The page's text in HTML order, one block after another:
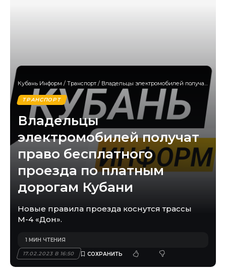
Кубань Информ / Транспорт / Владельцы электромобилей получат право бесплатного проезда по платным дорогам Кубани
ТРАНСПОРТ
Владельцы
электромобилей получат
право бесплатного
проезда по платным
дорогам Кубани
Новые правила проезда коснутся трассы
М-4 «Дон».
17.02.2023 В 16:50
1 МИН ЧТЕНИЯ